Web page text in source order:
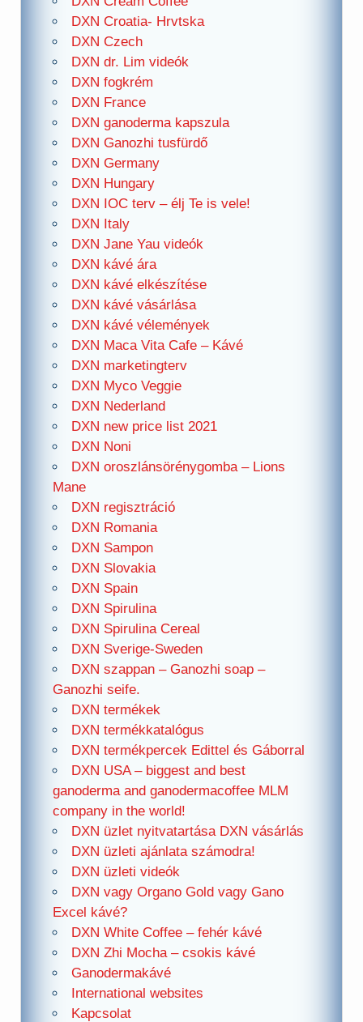
DXN Croatia- Hrvtska
DXN Czech
DXN dr. Lim videók
DXN fogkrém
DXN France
DXN ganoderma kapszula
DXN Ganozhi tusfürdő
DXN Germany
DXN Hungary
DXN IOC terv – élj Te is vele!
DXN Italy
DXN Jane Yau videók
DXN kávé ára
DXN kávé elkészítése
DXN kávé vásárlása
DXN kávé vélemények
DXN Maca Vita Cafe – Kávé
DXN marketingterv
DXN Myco Veggie
DXN Nederland
DXN new price list 2021
DXN Noni
DXN oroszlánsörénygomba – Lions
Mane
DXN regisztráció
DXN Romania
DXN Sampon
DXN Slovakia
DXN Spain
DXN Spirulina
DXN Spirulina Cereal
DXN Sverige-Sweden
DXN szappan – Ganozhi soap –
Ganozhi seife.
DXN termékek
DXN termékkatalógus
DXN termékpercek Edittel és Gáborral
DXN USA – biggest and best
ganoderma and ganodermacoffee MLM
company in the world!
DXN üzlet nyitvatartása DXN vásárlás
DXN üzleti ajánlata számodra!
DXN üzleti videók
DXN vagy Organo Gold vagy Gano
Excel kávé?
DXN White Coffee – fehér kávé
DXN Zhi Mocha – csokis kávé
Ganodermakávé
International websites
Kapcsolat